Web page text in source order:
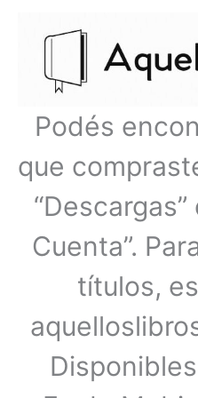
Podés
que
Cuenta”.
títulos,